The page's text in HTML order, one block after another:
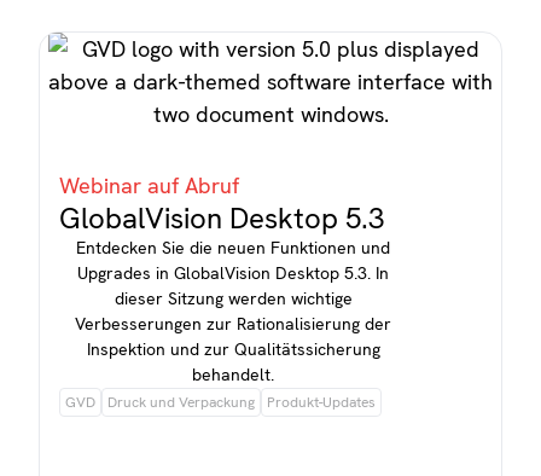
Webinar auf Abruf
GlobalVision Desktop 5.3
Entdecken Sie die neuen Funktionen und
Upgrades in GlobalVision Desktop 5.3. In
dieser Sitzung werden wichtige
Verbesserungen zur Rationalisierung der
Inspektion und zur Qualitätssicherung
behandelt.
GVD Druck und Verpackung Produkt-Updates